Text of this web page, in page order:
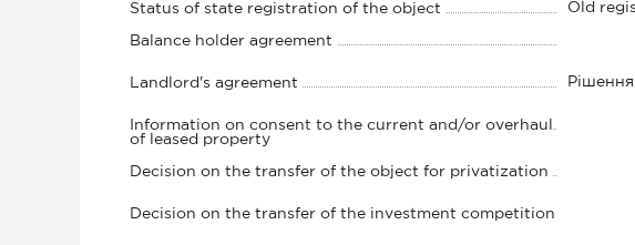
Status of state registration of the object Old
Balance holder agreement
Landlord's agreement
Information on consent to the current and/or overhaul
of leased property
Decision on the transfer of the object for privatization
Decision on the transfer of the investment competition